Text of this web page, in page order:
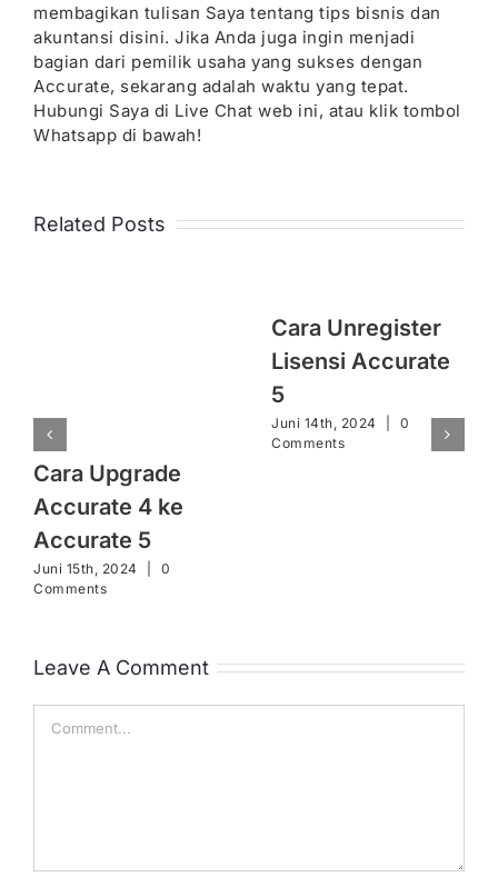
membagikan tulisan Saya tentang tips bisnis dan
akuntansi disini. Jika Anda juga ingin menjadi
bagian dari pemilik usaha yang sukses dengan
Accurate, sekarang adalah waktu yang tepat.
Hubungi Saya di Live Chat web ini, atau klik tombol
Whatsapp di bawah!
Related Posts
Cara Upgrade
Accurate 4 ke
Accurate 5
Juni 15th, 2024
0
Comments
Cara Unregister
Lisensi Accurate
5
Juni 14th, 2024
0
Comments
Leave A Comment